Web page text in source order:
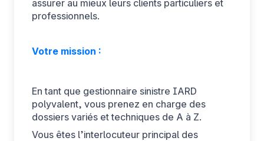
assurer au mieux leurs clients particuliers et
professionnels.
Votre mission :
En tant que gestionnaire sinistre IARD
polyvalent, vous prenez en charge des
dossiers variés et techniques de A à Z.
Vous êtes l’interlocuteur principal des